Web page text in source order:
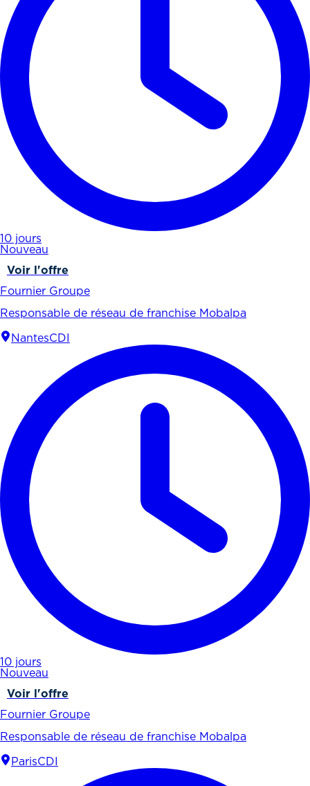
10 jours
Nouveau
Voir l'offre
Fournier Groupe
Responsable de réseau de franchise Mobalpa
NantesCDI
10 jours
Nouveau
Voir l'offre
Fournier Groupe
Responsable de réseau de franchise Mobalpa
ParisCDI